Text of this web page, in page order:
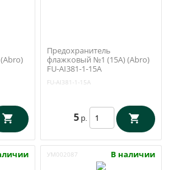
Предохранитель
флажковый №1 (15А) (Abro)
FU-AI381-1-15A
FU-AI381-1-15A
5 р.
УМ002087 В наличии